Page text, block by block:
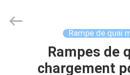
MACHINERY
Rampe de quai
Rampes de
chargement